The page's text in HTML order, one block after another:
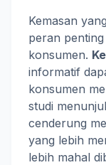
Kemasan
peran
konsumen.
informatif
konsumen
studi
cenderung
yang lebih
lebih mahal